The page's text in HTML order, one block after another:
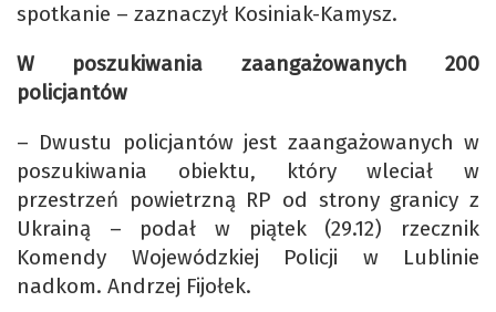
spotkanie – zaznaczył Kosiniak-Kamysz.
W poszukiwania zaangażowanych 200
policjantów
– Dwustu policjantów jest zaangażowanych w
poszukiwania obiektu, który wleciał w
przestrzeń powietrzną RP od strony granicy z
Ukrainą – podał w piątek (29.12) rzecznik
Komendy Wojewódzkiej Policji w Lublinie
nadkom. Andrzej Fijołek.